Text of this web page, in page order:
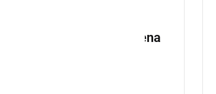
Ob koncu šolskega leta Pena